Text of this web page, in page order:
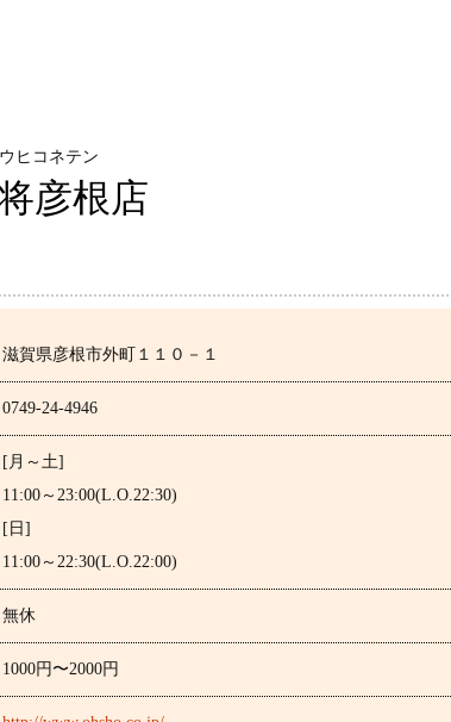
ヒコネテン
彦根店
滋賀県彦根市外町１１０－１
0749-24-4946
[月～土]
11:00～23:00(L.O.22:30)
[日]
11:00～22:30(L.O.22:00)
無休
1000円〜2000円